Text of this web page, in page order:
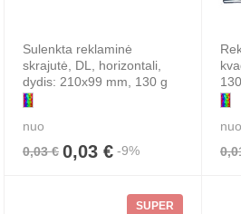
Sulenkta reklaminė
skrajutė, DL, horizontali,
dydis: 210x99 mm, 130 g
nuo
0,03 € 0,03 € -9%
nuo
SUPER